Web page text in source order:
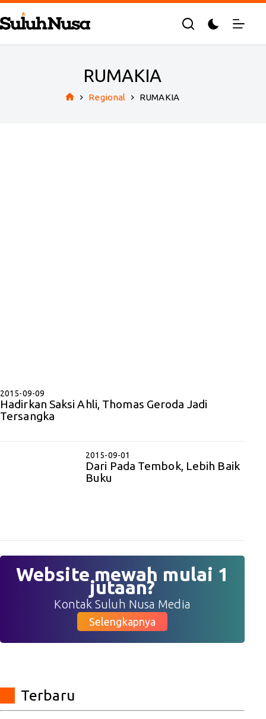
Skip
to
content
RUMAKIA
Regional RUMAKIA
2015-09-09
Hadirkan Saksi Ahli, Thomas Geroda Jadi
Tersangka
2015-09-01
Dari Pada Tembok, Lebih Baik
Buku
Website mewah mulai 1
jutaan?
Kontak Suluh Nusa Media
Selengkapnya
Terbaru